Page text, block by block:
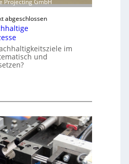
Projecting GmbH
abgeschlossen
im
und